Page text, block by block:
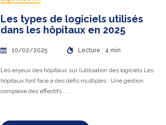
Les types de logiciels utilisés
dans les hôpitaux en 2025
10/02/2025 Lecture : 4 min
Les enjeux des hôpitaux sur l’utilisation des logiciels Les
hôpitaux font face à des défis multiples : Une gestion
complexe des effectifs : ....